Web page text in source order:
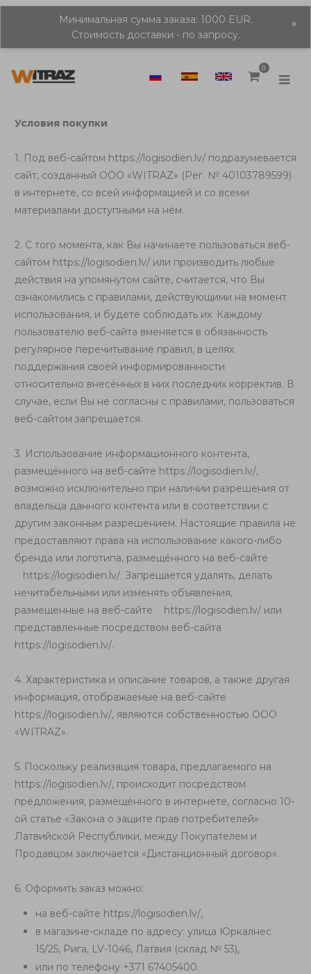
Минимальная сумма заказа: 1000 EUR.
Стоимость доставки - по запросу.
×
0
Условия покупки
1. Под веб-сайтом https://logisodien.lv/ подразумевается
сайт, созданный ООО «WITRAZ» (Рег. № 40103789599)
в интернете, со всей информацией и со всеми
материалами доступными на нём.
2. С того момента, как Вы начинаете пользоваться веб-
сайтом https://logisodien.lv/ или производить любые
действия на упомянутом сайте, считается, что Вы
ознакомились с правилами, действующими на момент
использования, и будете соблюдать их. Каждому
пользователю веб-сайта вменяется в обязанность
регулярное перечитывание правил, в целях
поддержания своей информированности
относительно внесённых в них последних корректив. В
случае, если Вы не согласны с правилами, пользоваться
веб-сайтом запрещается.
3. Использование информационного контента,
размещённого на веб-сайте https://logisodien.lv/,
возможно исключительно при наличии разрешения от
владельца данного контента или в соответствии с
другим законным разрешением. Настоящие правила не
предоставляют права на использование какого-либо
бренда или логотипа, размещённого на веб-сайте
https://logisodien.lv/. Запрещается удалять, делать
нечитабельными или изменять объявления,
размещённые на веб-сайте
https://logisodien.lv/ или
представленные посредством веб-сайта
https://logisodien.lv/.
4. Характеристика и описание товаров, а также другая
информация, отображаемые на веб-сайте
https://logisodien.lv/, являются собственностью ООО
«WITRAZ».
5. Поскольку реализация товара, предлагаемого на
https://logisodien.lv/, происходит посредством
предложения, размещённого в интернете, согласно 10-
ой статье «Закона о защите прав потребителей»
Латвийской Республики, между Покупателем и
Продавцом заключается «Дистанционный договор».
6. Оформить заказ можно:
на веб-сайте https://logisodien.lv/,
в магазине-складе по адресу: улица Юркалнес
15/25, Рига, LV-1046, Латвия (склад № 53),
или по телефону +371 67405400.